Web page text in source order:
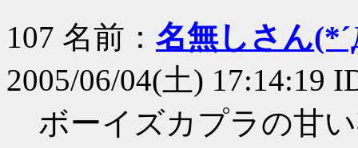
107 名前： 名無しさん
2005/06/04(土) 17:14:19
ボーイズカプラの甘